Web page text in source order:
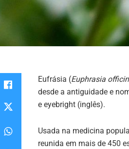
Eufrásia (Euphrasia
desde a antiguidade e
e eyebright (inglês).
Usada na medicina
reunida em mais de 450